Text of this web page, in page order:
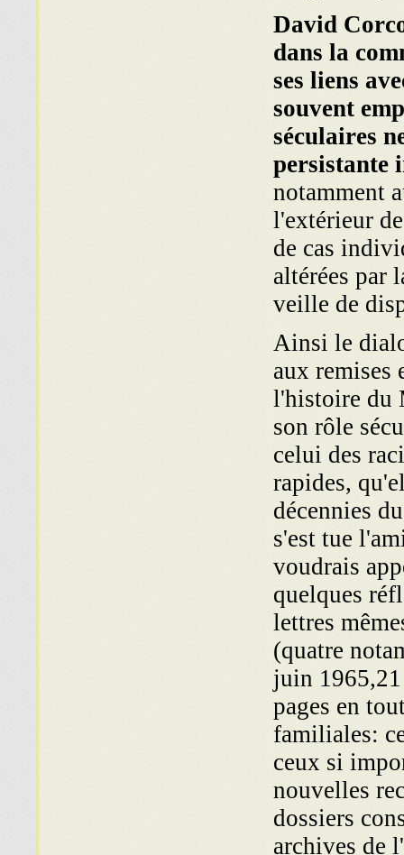
David
dans la
ses liens
souvent
séculaires
persistante
notamment
l'extérieur
de cas
altérées
veille de
Ainsi le
aux remises
l'histoire du
son rôle
celui des
rapides,
décennies
s'est tue
voudrais
quelques
lettres
(quatre
juin
pages en
familiales:
ceux si
nouvelles
dossiers
archives de